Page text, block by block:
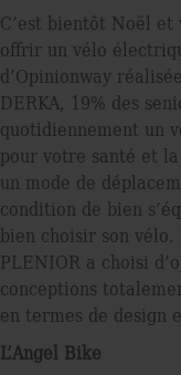
C’est bientôt Noël et
offrir un vélo
d’Opinionway
DERKA, 19% des
quotidiennement un
pour votre santé et
un mode de
condition de bien
bien choisir son
PLENIOR a choisi
conceptions
en termes de design
L’Angel Bike